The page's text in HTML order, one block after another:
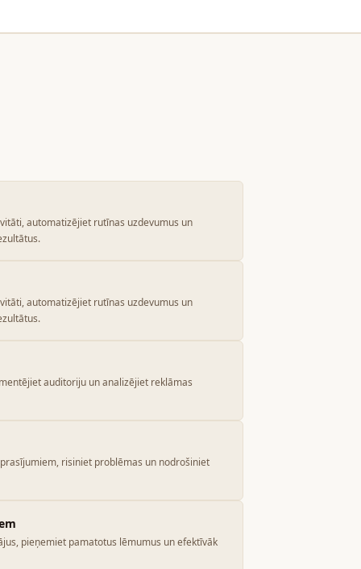
automatizējiet rutīnas uzdevumus un
automatizējiet rutīnas uzdevumus un
auditoriju un analizējiet reklāmas
risiniet problēmas un nodrošiniet
pieņemiet pamatotus lēmumus un efektīvāk